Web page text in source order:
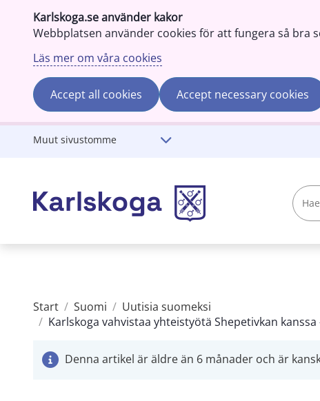
Karlskoga.se använder kakor
Webbplatsen använder cookies för att fungera så
Läs mer om våra cookies
Accept all cookies Accept necessary cookies
Gå till innehåll
Muut sivustomme
Start / Suomi / Uutisia suomeksi
/ Karlskoga vahvistaa yhteistyötä Shepetivkan
Denna artikel är äldre än 6 månader och är